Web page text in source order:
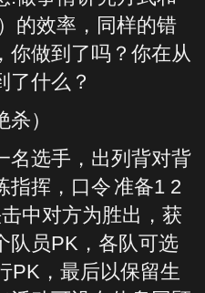
的效率，同样的错
你做到了吗？你在从
了什么？
）
名选手，出列背对背
指挥，口令 准备1 2
中对方为胜出，获
队员PK ，各队可选
PK ，最后以保留生